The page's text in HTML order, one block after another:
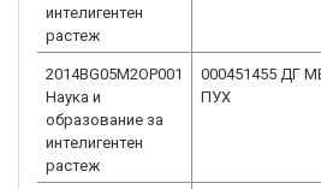
интелигентен
растеж
2014BG05M2OP001
Наука и
образование за
интелигентен
растеж
000451455 ДГ
ПУХ